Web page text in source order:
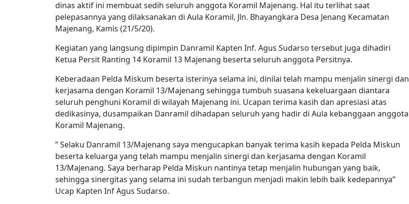
dinas aktif ini membuat sedih seluruh anggota Koramil Majenang. Hal itu terlihat saat
pelepasannya yang dilaksanakan di Aula Koramil, Jln. Bhayangkara Desa Jenang Kecamatan
Majenang, Kamis (21/5/20).
Kegiatan yang langsung dipimpin Danramil Kapten Inf. Agus Sudarso tersebut juga dihadiri
Ketua Persit Ranting 14 Koramil 13 Majenang beserta seluruh anggota Persitnya.
Keberadaan Pelda Miskum beserta isterinya selama ini, dinilai telah mampu menjalin sinergi dan
kerjasama dengan Koramil 13/Majenang sehingga tumbuh suasana kekeluargaan diantara
seluruh penghuni Koramil di wilayah Majenang ini. Ucapan terima kasih dan apresiasi atas
dedikasinya, dusampaikan Danramil dihadapan seluruh yang hadir di Aula kebanggaan anggota
Koramil Majenang.
” Selaku Danramil 13/Majenang saya mengucapkan banyak terima kasih kepada Pelda Miskun
beserta keluarga yang telah mampu menjalin sinergi dan kerjasama dengan Koramil
13/Majenang. Saya berharap Pelda Miskun nantinya tetap menjalin hubungan yang baik,
sehingga sinergitas yang selama ini sudah terbangun menjadi makin lebih baik kedepannya”
Ucap Kapten Inf Agus Sudarso.